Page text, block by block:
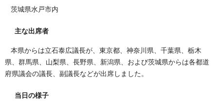
茨城県水戸市内
主な出席者
本県からは立石泰広議長が、東京都、神奈川県、千葉県、栃木
県、群馬県、山梨県、長野県、新潟県、および茨城県からは各都道
府県議会の議長、副議長などが出席しました。
当日の様子